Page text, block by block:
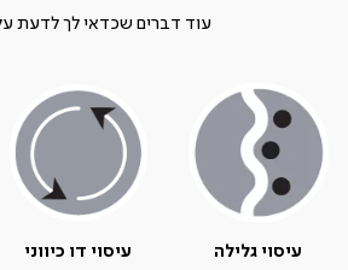
עוד דברים שכדאי לך לדעת
עיסוי גלילה
עיסוי דו כיווני